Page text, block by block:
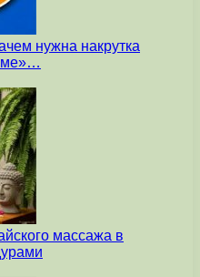
нужна накрутка
массажа в